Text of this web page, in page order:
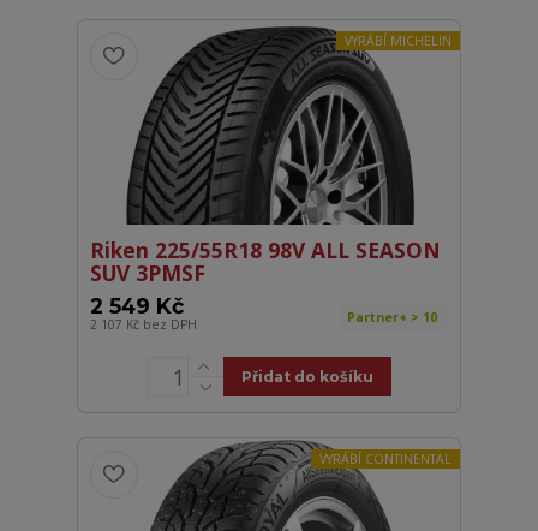
VYRÁBÍ MICHELIN
Riken 225/55R18 98V ALL SEASON
SUV 3PMSF
2 549 Kč
2 107 Kč bez DPH Partner+ > 10
Přidat do košíku
VYRÁBÍ CONTINENTAL